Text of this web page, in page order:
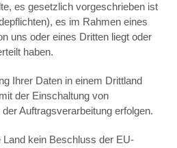
es gesetzlich vorgeschrieben ist
es im Rahmen eines
uns oder eines Dritten liegt oder
haben.
Ihrer Daten in einem Drittland
der Einschaltung von
Auftragsverarbeitung erfolgen.
Land kein Beschluss der EU-